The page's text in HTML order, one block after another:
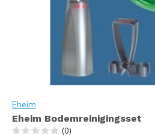
Eheim
Eheim Bodemreinigingsset
(0)